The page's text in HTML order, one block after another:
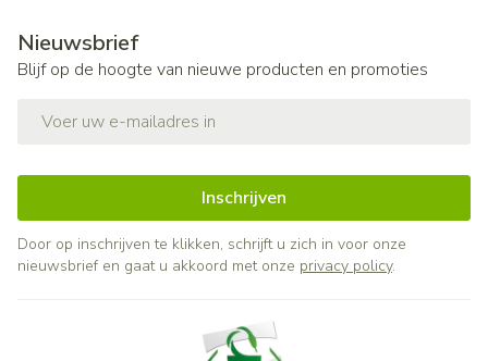
Nieuwsbrief
Blijf op de hoogte van nieuwe producten en promoties
Inschrijven
Door op inschrijven te klikken, schrijft u zich in voor onze
nieuwsbrief en gaat u akkoord met onze privacy policy.